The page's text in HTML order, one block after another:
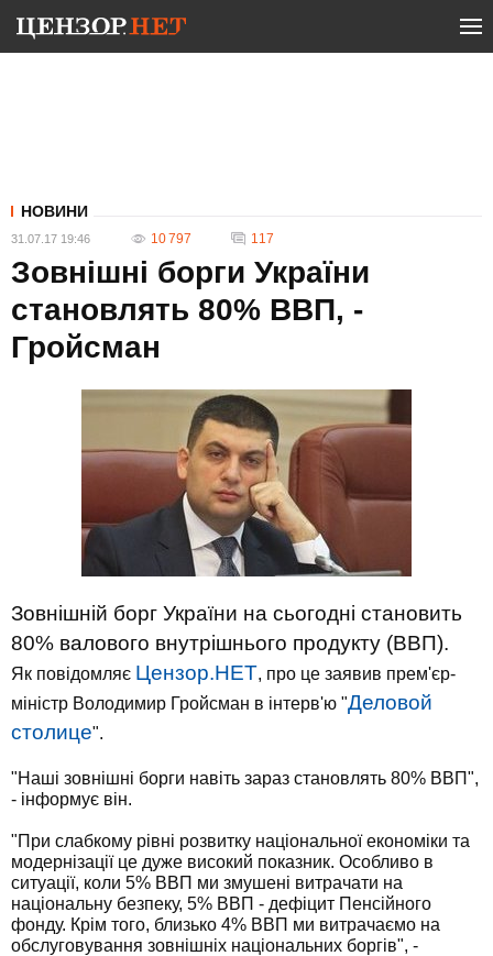
НОВИНИ
31.07.17 19:46 10 797 117
Зовнішні борги України
становлять 80% ВВП, -
Гройсман
Зовнішній борг України на сьогодні становить
80% валового внутрішнього продукту (ВВП).
Як повідомляє Цензор.НЕТ, про це заявив прем'єр-
міністр Володимир Гройсман в інтерв'ю "Деловой
столице".
"Наші зовнішні борги навіть зараз становлять 80% ВВП",
- інформує він.
"При слабкому рівні розвитку національної економіки та
модернізації це дуже високий показник. Особливо в
ситуації, коли 5% ВВП ми змушені витрачати на
національну безпеку, 5% ВВП - дефіцит Пенсійного
фонду. Крім того, близько 4% ВВП ми витрачаємо на
обслуговування зовнішніх національних боргів", -